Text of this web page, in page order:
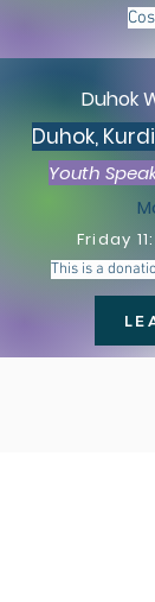
Duhok
Duhok,
Youth
Friday
This is a